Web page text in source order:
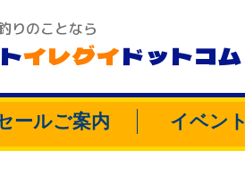
りのことなら
イレグイドットコム
ールご案内 イベント